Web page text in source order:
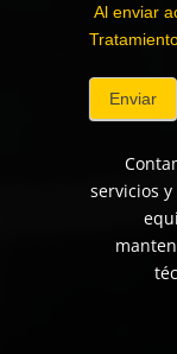
Al enviar
Enviar
servicios